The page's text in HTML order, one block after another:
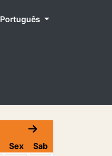
Português
Sex
Sab